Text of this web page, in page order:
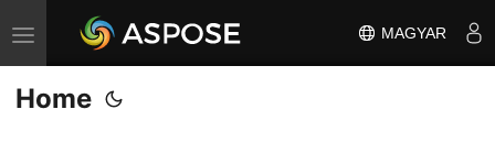
T
o
g
MAGYAR
Home